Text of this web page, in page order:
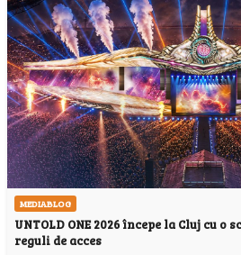
MEDIABLOG
UNTOLD ONE 2026 începe la Cluj cu o
reguli de acces